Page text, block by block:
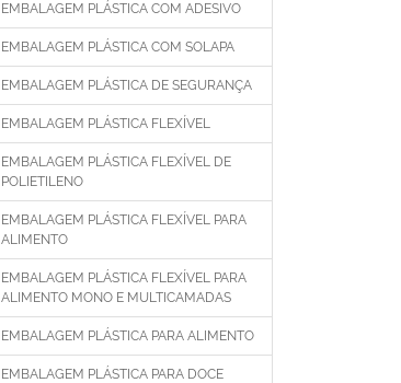
EMBALAGEM PLÁSTICA COM ADESIVO
EMBALAGEM PLÁSTICA COM SOLAPA
EMBALAGEM PLÁSTICA DE SEGURANÇA
EMBALAGEM PLÁSTICA FLEXÍVEL
EMBALAGEM PLÁSTICA FLEXÍVEL DE
POLIETILENO
EMBALAGEM PLÁSTICA FLEXÍVEL PARA
ALIMENTO
EMBALAGEM PLÁSTICA FLEXÍVEL PARA
ALIMENTO MONO E MULTICAMADAS
EMBALAGEM PLÁSTICA PARA ALIMENTO
EMBALAGEM PLÁSTICA PARA DOCE